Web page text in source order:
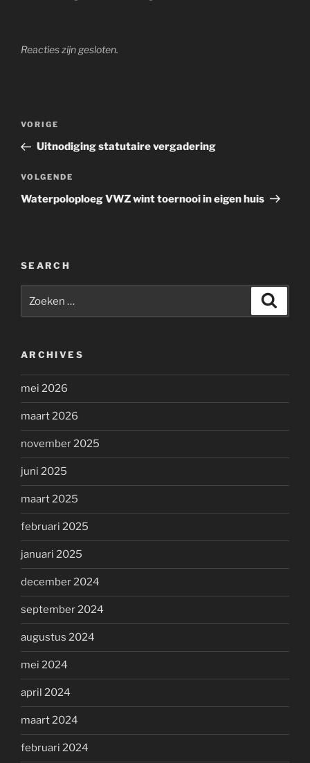
Reacties zijn gesloten.
Berichtnavigatie
Vorig
bericht
VORIGE
Uitnodiging statutaire vergadering
Volgend
bericht
VOLGENDE
Waterpoloploeg VWZ wint toernooi in eigen huis
SEARCH
naar:
ARCHIVES
mei 2026
maart 2026
november 2025
juni 2025
maart 2025
februari 2025
januari 2025
december 2024
september 2024
augustus 2024
mei 2024
april 2024
maart 2024
februari 2024